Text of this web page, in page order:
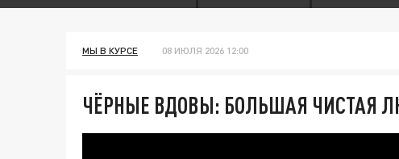
МЫ В КУРСЕ 08 ИЮЛЯ 2026 12:00
ЧЁРНЫЕ ВДОВЫ: БОЛЬШАЯ ЧИСТАЯ